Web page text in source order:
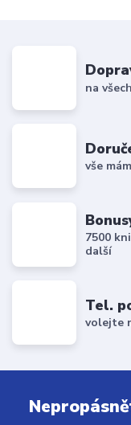
na
vše
7500
další
Tel.
volejte